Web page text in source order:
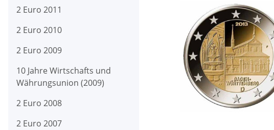
2 Euro 2011
2 Euro 2010
2 Euro 2009
10 Jahre Wirtschafts und
Währungsunion (2009)
2 Euro 2008
2 Euro 2007